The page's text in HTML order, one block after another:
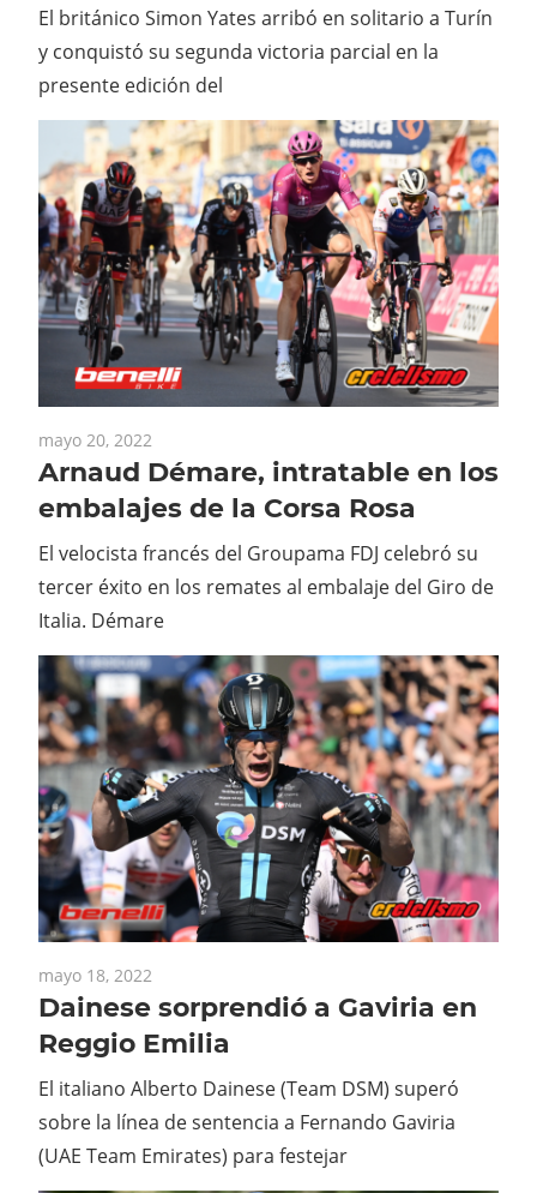
El británico Simon Yates arribó en solitario a Turín
y conquistó su segunda victoria parcial en la
presente edición del
mayo 20, 2022
Arnaud Démare, intratable en los
embalajes de la Corsa Rosa
El velocista francés del Groupama FDJ celebró su
tercer éxito en los remates al embalaje del Giro de
Italia. Démare
mayo 18, 2022
Dainese sorprendió a Gaviria en
Reggio Emilia
El italiano Alberto Dainese (Team DSM) superó
sobre la línea de sentencia a Fernando Gaviria
(UAE Team Emirates) para festejar